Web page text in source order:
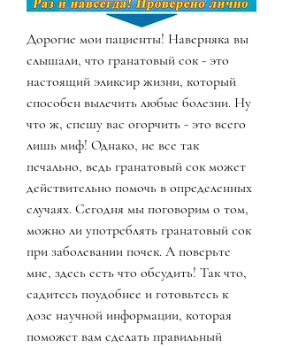
Дорогие мои пациенты! Наверняка вы
слышали, что гранатовый сок - это
настоящий эликсир жизни, который
способен вылечить любые болезни. Ну
что ж, спешу вас огорчить - это всего
лишь миф! Однако, не все так
печально, ведь гранатовый сок может
действительно помочь в определенных
случаях. Сегодня мы поговорим о том,
можно ли употреблять гранатовый сок
при заболевании почек. А поверьте
мне, здесь есть что обсудить! Так что,
садитесь поудобнее и готовьтесь к
дозе научной информации, которая
поможет вам сделать правильный